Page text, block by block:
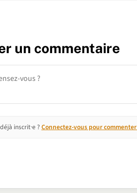
un commentaire
inscrit·e ? Connectez-vous pour